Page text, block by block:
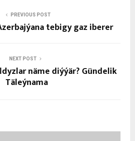
PREVIOUS POST
tebigy gaz iberer
NEXT POST
näme diýýär? Gündelik
Täleýnama